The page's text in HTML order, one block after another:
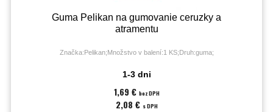
Guma Pelikan na gumovanie ceruzky a
atramentu
Značka:Pelikan;Množstvo v balení:1 KS;Druh:guma;
1-3 dni
1,69 € bez DPH
2,08 € s DPH